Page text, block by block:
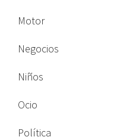
Motor
Negocios
Niños
Ocio
Política